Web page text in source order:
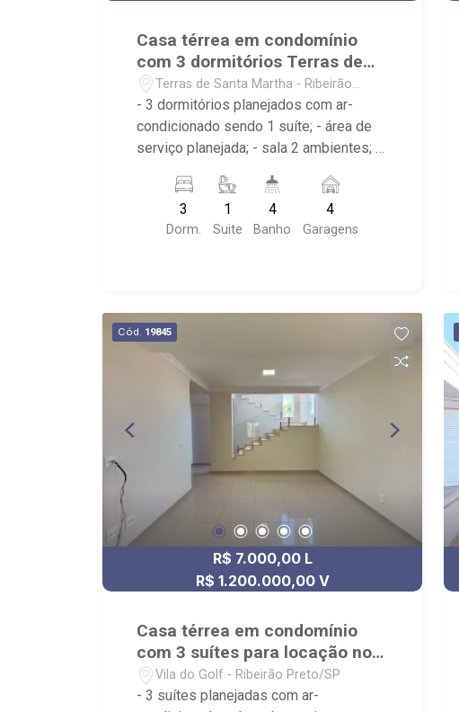
Casa térrea em condomínio
com 3 dormitórios Terras de
Santa Martha
Terras de Santa Martha - Ribeirão
Preto/SP
- 3 dormitórios planejados com ar-
condicionado sendo 1 suíte; - área de
serviço planejada; - sala 2 ambientes; -
planejada; - lavabo; - varanda gourmet; -
piscina com prainha; - 4 banheiros
planejados com box e espelho; -
câmeras;
3
Dorm.
1
Suite
4
Banho
4
Garagens
Cód. 19845
R$ 7.000,00 L
R$ 1.200.000,00 V
Casa térrea em condomínio
com 3 suítes para locação no
Vila do Golf
Vila do Golf - Ribeirão Preto/SP
- 3 suítes planejadas com ar-